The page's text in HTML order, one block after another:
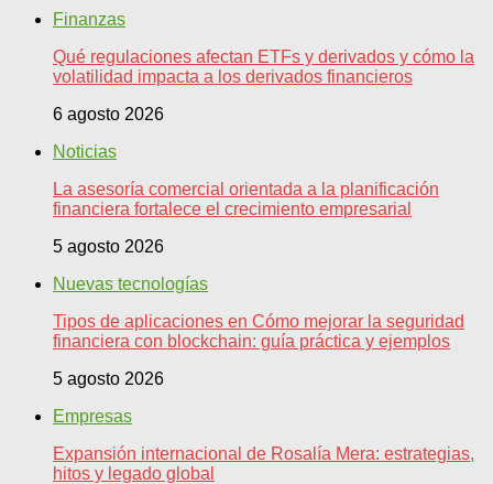
Finanzas
Qué regulaciones afectan ETFs y derivados y cómo la
volatilidad impacta a los derivados financieros
6 agosto 2026
Noticias
La asesoría comercial orientada a la planificación
financiera fortalece el crecimiento empresarial
5 agosto 2026
Nuevas tecnologías
Tipos de aplicaciones en Cómo mejorar la seguridad
financiera con blockchain: guía práctica y ejemplos
5 agosto 2026
Empresas
Expansión internacional de Rosalía Mera: estrategias,
hitos y legado global